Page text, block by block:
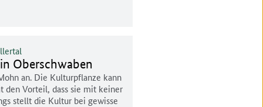
Oberschwaben
an. Die Kulturpflanze kann
den Vorteil, dass sie mit keiner
stellt die Kultur bei gewisse